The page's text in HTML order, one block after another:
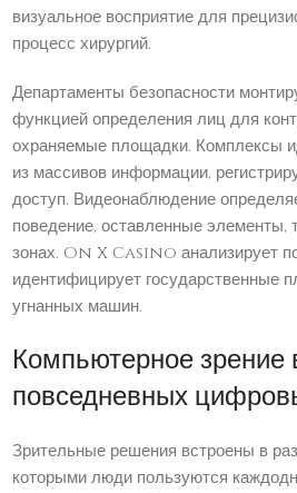
визуальное восприятие для
процесс хирургий.
Департаменты безопасности
функцией определения лиц для
охраняемые площадки. Комплексы
из массивов информации,
доступ. Видеонаблюдение
поведение, оставленные
зонах. On X Casino анализирует
идентифицирует государственные
угнанных машин.
Компьютерное зрение
повседневных
Зрительные решения встроены в
которыми люди пользуются